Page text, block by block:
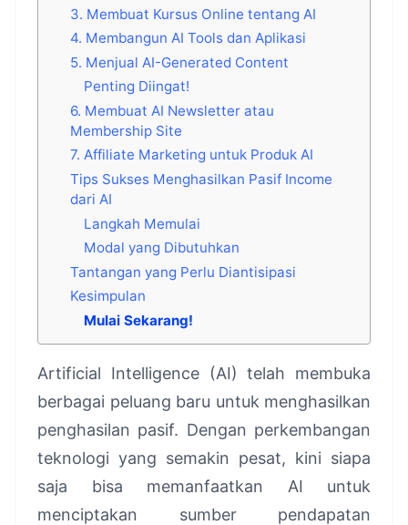
3. Membuat Kursus Online tentang AI
4. Membangun AI Tools dan Aplikasi
5. Menjual AI-Generated Content
Penting Diingat!
6. Membuat AI Newsletter atau
Membership Site
7. Affiliate Marketing untuk Produk AI
Tips Sukses Menghasilkan Pasif Income
dari AI
Langkah Memulai
Modal yang Dibutuhkan
Tantangan yang Perlu Diantisipasi
Kesimpulan
Mulai Sekarang!
Artificial Intelligence (AI) telah membuka
berbagai peluang baru untuk menghasilkan
penghasilan pasif. Dengan perkembangan
teknologi yang semakin pesat, kini siapa
saja bisa memanfaatkan AI untuk
menciptakan sumber pendapatan